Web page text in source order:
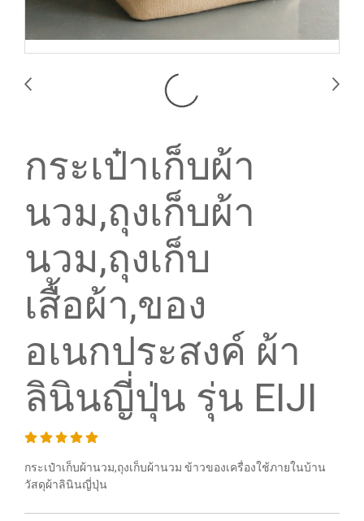
กระเป๋าเก็บผ้า
นวม,ถุงเก็บผ้า
นวม,ถุงเก็บ
เสื้อผ้า,ของ
อเนกประสงค์ ผ้า
ลินินญี่ปุ่น รุ่น EIJI
กระเป๋าเก็บผ้านวม,ถุงเก็บผ้านวม ข้าวของเครื่องใช้ภายในบ้าน
วัสดุผ้าลินินญี่ปุ่น